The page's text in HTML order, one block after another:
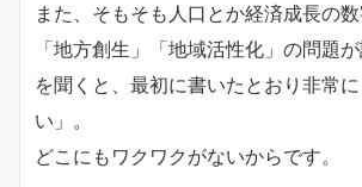
また、そもそも人口とか経済成長の
「地方創生」「地域活性化」の問題
を聞くと、最初に書いたとおり非常
い」。
どこにもワクワクがないからです。